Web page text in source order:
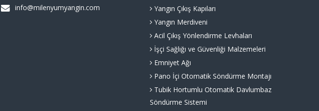
info@milenyumyangin.com
Yangın Çıkış Kapıları
Yangın Merdiveni
Acil Çıkış Yönlendirme Levhaları
İşçi Sağlığı ve Güvenliği Malzemeleri
Emniyet Ağı
Pano İçi Otomatik Söndürme Montajı
Tubik Hortumlu Otomatik Davlumbaz
Söndürme Sistemi